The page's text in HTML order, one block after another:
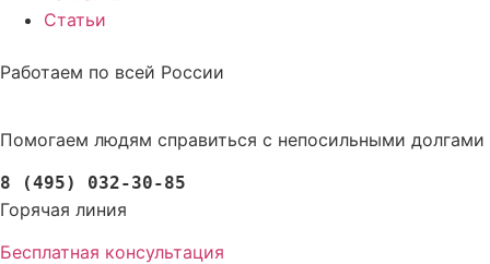
Статьи
Работаем по всей России
Помогаем людям справиться с непосильными долгами
8 (495) 032-30-85
Горячая линия
Бесплатная консультация